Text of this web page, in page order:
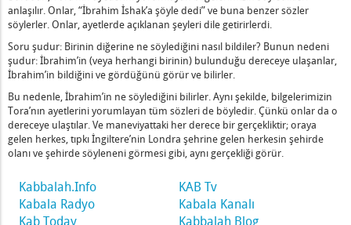
Nedir?
ve Efendinin Gecesi Nedir?
Olarak Adlandırılması Ne Anlama Gelir?
nedir? - 1
Nefret Eder” Ne Demektir?
Hissettiğinde
Kurtarır
anlaşılır. Onlar, “İbrahim İshak’a şöyle dedi” ve buna benzer sözler
söylerler. Onlar, ayetlerde açıklanan şeyleri dile getirirlerdi.
Soru şudur: Birinin diğerine ne söylediğini nasıl bildiler? Bunun nedeni
şudur: İbrahim’in (veya herhangi birinin) bulunduğu dereceye ulaşanlar,
İbrahim’in bildiğini ve gördüğünü görür ve bilirler.
Bu nedenle, İbrahim’in ne söylediğini bilirler. Aynı şekilde, bilgelerimizin
Tora’nın ayetlerini yorumlayan tüm sözleri de böyledir. Çünkü onlar da o
dereceye ulaştılar. Ve maneviyattaki her derece bir gerçekliktir; oraya
gelen herkes, tıpkı İngiltere’nin Londra şehrine gelen herkesin şehirde
olanı ve şehirde söyleneni görmesi gibi, aynı gerçekliği görür.
Kabbalah.Info
KAB Tv
Kabala Radyo
Kabala Kanalı
Kab Today
Kabbalah Blog